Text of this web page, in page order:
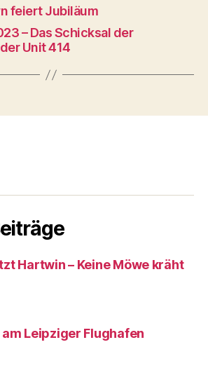
feiert Jubiläum
– Das Schicksal der
Unit 414
Hartwin – Keine Möwe kräht
Leipziger Flughafen